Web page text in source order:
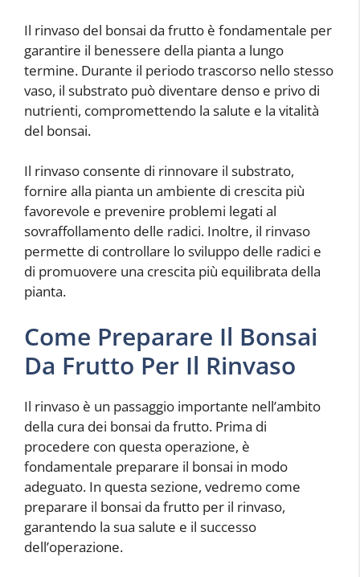
Il rinvaso del bonsai da frutto è fondamentale per
garantire il benessere della pianta a lungo
termine. Durante il periodo trascorso nello stesso
vaso, il substrato può diventare denso e privo di
nutrienti, compromettendo la salute e la vitalità
del bonsai.
Il rinvaso consente di rinnovare il substrato,
fornire alla pianta un ambiente di crescita più
favorevole e prevenire problemi legati al
sovraffollamento delle radici. Inoltre, il rinvaso
permette di controllare lo sviluppo delle radici e
di promuovere una crescita più equilibrata della
pianta.
Come Preparare Il Bonsai
Da Frutto Per Il Rinvaso
Il rinvaso è un passaggio importante nell’ambito
della cura dei bonsai da frutto. Prima di
procedere con questa operazione, è
fondamentale preparare il bonsai in modo
adeguato. In questa sezione, vedremo come
preparare il bonsai da frutto per il rinvaso,
garantendo la sua salute e il successo
dell’operazione.